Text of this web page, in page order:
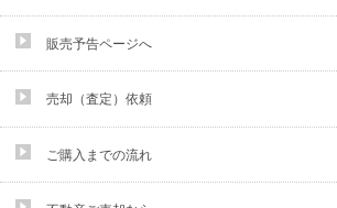
販売予告ページへ
売却（査定）依頼
ご購入までの流れ